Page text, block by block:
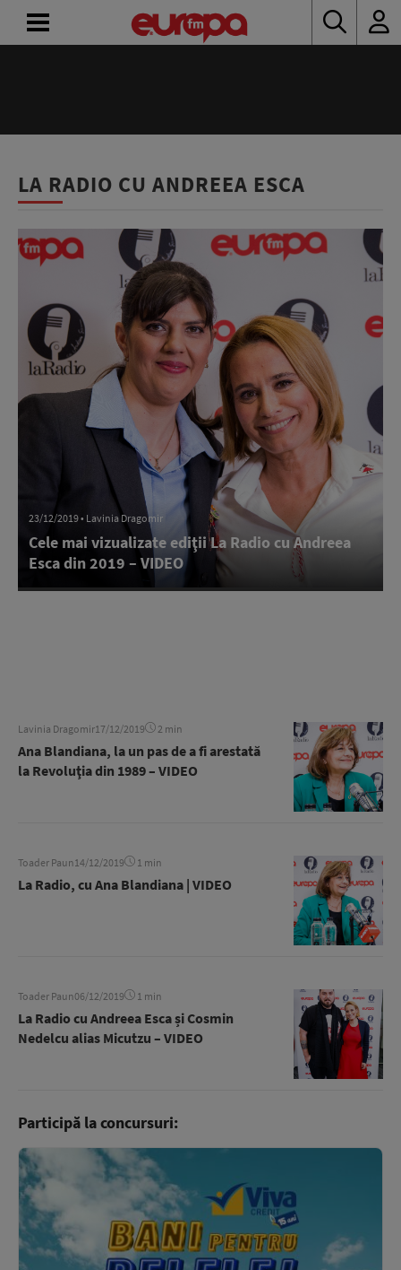
LA RADIO CU ANDREEA ESCA
23/12/2019 • Lavinia Dragomir
Cele mai vizualizate ediţii La Radio cu Andreea
Esca din 2019 – VIDEO
Lavinia Dragomir17/12/2019 2 min
Ana Blandiana, la un pas de a fi arestată
la Revoluţia din 1989 – VIDEO
Toader Paun14/12/2019 1 min
La Radio, cu Ana Blandiana | VIDEO
Toader Paun06/12/2019 1 min
La Radio cu Andreea Esca și Cosmin
Nedelcu alias Micutzu – VIDEO
Participă la concursuri:
PODCAST
ASCULTĂ
LIVE